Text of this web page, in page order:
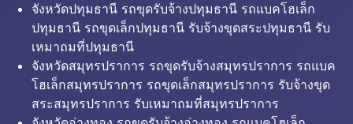
จังหวัดปทุมธานี รถขุดรับจ้างปทุมธานี รถแบคโฮเล็ก
ปทุมธานี รถขุดเล็กปทุมธานี รับจ้างขุดสระปทุมธานี รับ
เหมาถมที่ปทุมธานี
จังหวัดสมุทรปราการ รถขุดรับจ้างสมุทรปราการ รถแบค
โฮเล็กสมุทรปราการ รถขุดเล็กสมุทรปราการ รับจ้างขุด
สระสมุทรปราการ รับเหมาถมที่สมุทรปราการ